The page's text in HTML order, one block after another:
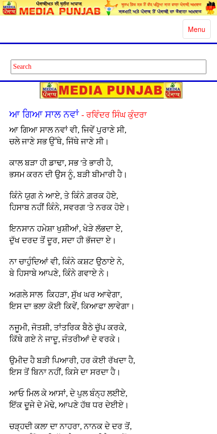
Toggle
Menu
ਆ ਗਿਆ ਸਾਲ ਨਵਾਂ - ਰਵਿੰਦਰ ਸਿੰਘ ਕੁੰਦਰਾ
ਆ ਗਿਆ ਸਾਲ ਨਵਾਂ ਵੀ, ਜਿਵੇਂ ਪੁਰਾਣੇ ਸੀ,
ਚਲੇ ਜਾਣੇ ਸਭ ਉੱਥੇ, ਜਿੱਥੇ ਜਾਣੇ ਸੀ।
ਕਾਲ ਬੜਾ ਹੀ ਡਾਢਾ, ਸਭ 'ਤੇ ਭਾਰੀ ਹੈ,
ਭਸਮ ਕਰਨ ਦੀ ਉਸ ਨੂੰ, ਬੜੀ ਬੀਮਾਰੀ ਹੈ।
ਕਿੰਨੇ ਯੁਗ ਨੇ ਆਏ, ਤੇ ਕਿੰਨੇ ਗ਼ਰਕ ਹੋਏ,
ਹਿਸਾਬ ਨਹੀਂ ਕਿੰਨੇ, ਸਵਰਗ 'ਤੇ ਨਰਕ ਹੋਏ।
ਇਨਸਾਨ ਹਮੇਸ਼ਾ ਖੁਸ਼ੀਆਂ, ਖੇੜੇ ਲੱਭਦਾ ਏ,
ਦੁੱਖ ਦਰਦ ਤੋਂ ਦੂਰ, ਸਦਾ ਹੀ ਭੱਜਦਾ ਏ।
ਨਾ ਚਾਹੁੰਦਿਆਂ ਵੀ, ਕਿੰਨੇ ਕਸ਼ਟ ਉਠਾਏ ਨੇ,
ਬੇ ਹਿਸਾਬੇ ਆਪਣੇ, ਕਿੰਨੇ ਗਵਾਏ ਨੇ।
ਅਗਲੇ ਸਾਲ ਕਿਹੜਾ, ਸੁੱਖ ਘਰ ਆਵੇਗਾ,
ਇਸ ਦਾ ਭਲਾ ਕੋਈ ਕਿਵੇਂ, ਕਿਆਫਾ ਲਾਵੇਗਾ।
ਨਜੂਮੀ, ਜੋਤਸ਼ੀ, ਤਾਂਤਰਿਕ ਬੈਠੇ ਚੁੱਪ ਕਰਕੇ,
ਕਿੱਥੇ ਗਏ ਨੇ ਜਾਦੂ, ਜੰਤਰੀਆਂ ਦੇ ਵਰਕੇ।
ਉਮੀਦ ਹੈ ਬੜੀ ਪਿਆਰੀ, ਹਰ ਕੋਈ ਰੱਖਦਾ ਹੈ,
ਇਸ ਤੋਂ ਬਿਨਾ ਨਹੀਂ, ਕਿਸੇ ਦਾ ਸਰਦਾ ਹੈ।
ਆਓ ਮਿਲ ਕੇ ਆਸਾਂ, ਦੇ ਪੁਲ ਬੰਨ੍ਹ ਲਈਏ,
ਇੱਕ ਦੂਜੇ ਦੇ ਮੋਢੇ, ਆਪਣੇ ਹੱਥ ਧਰ ਦੇਈਏ।
ਚੜ੍ਹਦੀ ਕਲਾ ਦਾ ਨਾਹਰਾ, ਨਾਨਕ ਦੇ ਦਰ ਤੋਂ,